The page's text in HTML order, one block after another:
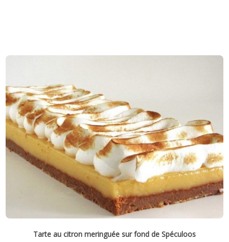
Tarte au citron meringuée sur fond de Spéculoos